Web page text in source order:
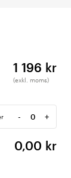
1 196 kr
(exkl. moms)
-
Antal
+
0,00 kr